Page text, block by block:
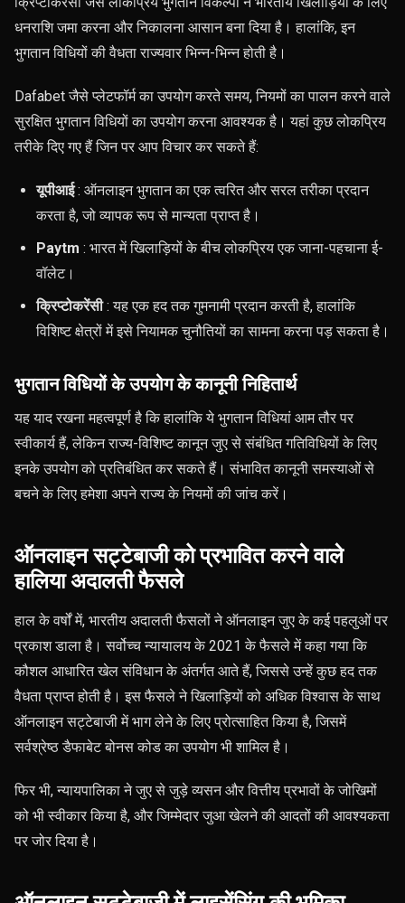
धनराशि जमा करना और निकालना आसान बना दिया है। हालांकि, इन
भुगतान विधियों की वैधता राज्यवार भिन्न-भिन्न होती है।
Dafabet जैसे प्लेटफॉर्म का उपयोग करते समय, नियमों का पालन करने वाले
सुरक्षित भुगतान विधियों का उपयोग करना आवश्यक है। यहां कुछ लोकप्रिय
तरीके दिए गए हैं जिन पर आप विचार कर सकते हैं:
यूपीआई: ऑनलाइन भुगतान का एक त्वरित और सरल तरीका प्रदान
करता है, जो व्यापक रूप से मान्यता प्राप्त है।
Paytm : भारत में खिलाड़ियों के बीच लोकप्रिय एक जाना-पहचाना ई-
वॉलेट।
क्रिप्टोकरेंसी: यह एक हद तक गुमनामी प्रदान करती है, हालांकि
विशिष्ट क्षेत्रों में इसे नियामक चुनौतियों का सामना करना पड़ सकता है।
भुगतान विधियों के उपयोग के कानूनी निहितार्थ
यह याद रखना महत्वपूर्ण है कि हालांकि ये भुगतान विधियां आम तौर पर
स्वीकार्य हैं, लेकिन राज्य-विशिष्ट कानून जुए से संबंधित गतिविधियों के लिए
इनके उपयोग को प्रतिबंधित कर सकते हैं। संभावित कानूनी समस्याओं से
बचने के लिए हमेशा अपने राज्य के नियमों की जांच करें।
ऑनलाइन सट्टेबाजी को प्रभावित करने वाले
हालिया अदालती फैसले
हाल के वर्षों में, भारतीय अदालती फैसलों ने ऑनलाइन जुए के कई पहलुओं पर
प्रकाश डाला है। सर्वोच्च न्यायालय के 2021 के फैसले में कहा गया कि
कौशल आधारित खेल संविधान के अंतर्गत आते हैं, जिससे उन्हें कुछ हद तक
वैधता प्राप्त होती है। इस फैसले ने खिलाड़ियों को अधिक विश्वास के साथ
ऑनलाइन सट्टेबाजी में भाग लेने के लिए प्रोत्साहित किया है, जिसमें
सर्वश्रेष्ठ डैफाबेट बोनस कोड का उपयोग भी शामिल है।
फिर भी, न्यायपालिका ने जुए से जुड़े व्यसन और वित्तीय प्रभावों के जोखिमों
को भी स्वीकार किया है, और जिम्मेदार जुआ खेलने की आदतों की आवश्यकता
पर जोर दिया है।